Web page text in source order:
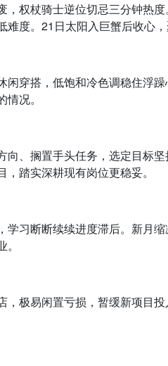
，权杖骑士逆位切忌三分钟热
难度。21日太阳入巨蟹后收心
闲穿搭，低饱和冷色调稳住浮
况。
向、搁置手头任务，选定目标
踏实深耕现有岗位更稳妥。
学习断断续续进度滞后。新月
，极易闲置亏损，暂缓新项目